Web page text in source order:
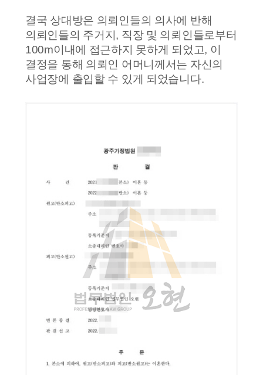
결국 상대방은 의뢰인들의 의사에 반해
의뢰인들의 주거지, 직장 및 의뢰인들로부터
100m이내에 접근하지 못하게 되었고, 이
결정을 통해 의뢰인 어머니께서는 자신의
사업장에 출입할 수 있게 되었습니다.